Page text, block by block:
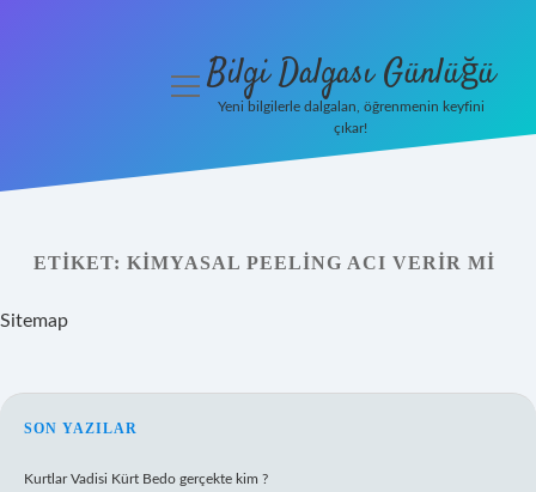
menüyüBilgi Dalgası Günlüğü
Yeni bilgilerle dalgalan, öğrenmenin keyfini
çıkar!
ETIKET: KIMYASAL PEELING ACI VERIR MI
Sitemap
SIDEBAR
SON YAZILAR
Kurtlar Vadisi Kürt Bedo gerçekte kim ?